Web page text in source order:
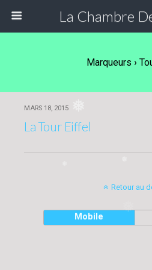
❅
La Chambre
Marqueurs ›
MARS 18, 2015
La Tour Eiffel
Retour au
Mobile